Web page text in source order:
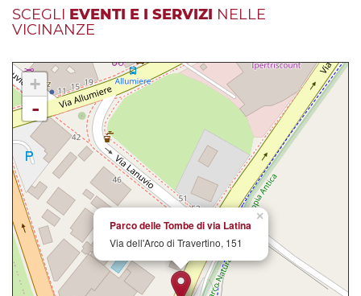
SCEGLI EVENTI E I SERVIZI NELLE
VICINANZE
×
Parco delle Tombe di via Latina
Via dell'Arco di Travertino, 151
+
-